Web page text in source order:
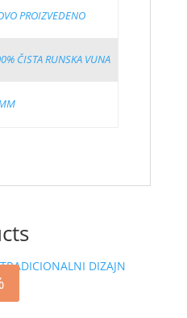
PROIZVEDENO
ČISTA RUNSKA VUNA